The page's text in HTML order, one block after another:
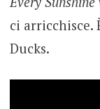
ci arricchisce.
Ducks.